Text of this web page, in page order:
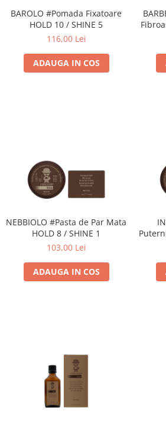
BAROLO #Pomada Fixatoare
HOLD 10 / SHINE 5
116,00 Lei
ADAUGA IN COS
NEBBIOLO #Pasta de Par Mata
HOLD 8 / SHINE 1
103,00 Lei
ADAUGA IN COS